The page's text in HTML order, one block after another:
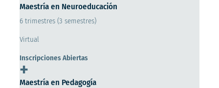
Maestría en Neuroeducación
6 trimestres (3 semestres)
Virtual
Inscripciones Abiertas
+
Maestría en Pedagogía